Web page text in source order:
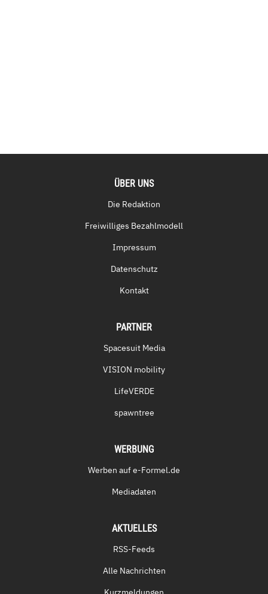
ÜBER UNS
Die Redaktion
Freiwilliges Bezahlmodell
Impressum
Datenschutz
Kontakt
PARTNER
Spacesuit Media
VISION mobility
LifeVERDE
spawntree
WERBUNG
Werben auf e-Formel.de
Mediadaten
AKTUELLES
RSS-Feeds
Alle Nachrichten